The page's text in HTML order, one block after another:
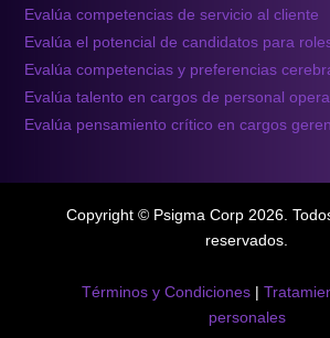
Evalúa competencias de servicio al cliente
Evalúa el potencial de candidatos para
Evalúa competencias y preferencias
Evalúa talento en cargos de personal
Evalúa pensamiento crítico en cargos
Copyright © Psigma Corp 2026.
reservados.
Términos y Condiciones|
personales